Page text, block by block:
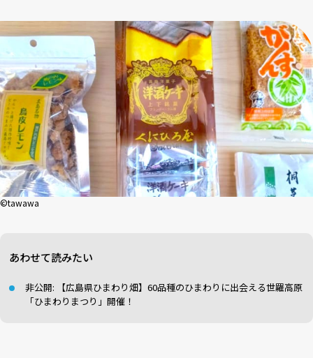
©tawawa
あわせて読みたい
非公開: 【広島県ひまわり畑】60品種のひまわりに出会える世羅高原
「ひまわりまつり」開催！